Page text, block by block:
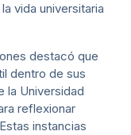
vida universitaria
destacó que
dentro de sus
la Universidad
reflexionar
instancias